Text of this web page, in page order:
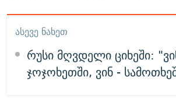
ᲐᲡᲔᲕᲔ ᲜᲐᲮᲔᲗ
რუსი მღვდელი ციხეში:
ჯოჯოხეთში, ვინ -